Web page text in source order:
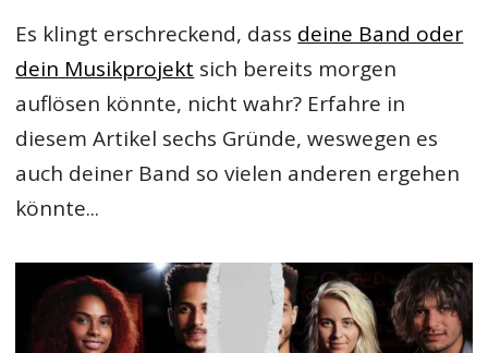
Es klingt erschreckend, dass deine Band oder
dein Musikprojekt sich bereits morgen
auflösen könnte, nicht wahr? Erfahre in
diesem Artikel sechs Gründe, weswegen es
auch deiner Band so vielen anderen ergehen
könnte...